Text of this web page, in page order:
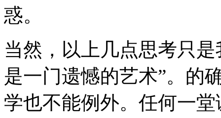
惑。
当然，以上几点思考只
是一门遗憾的艺术”。的
学也不能例外。任何一